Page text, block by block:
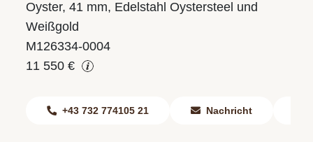
Oyster, 41 mm, Edelstahl Oystersteel und
Weißgold
M126334-0004
11 550 €
+43 732 774105 21 Nachricht